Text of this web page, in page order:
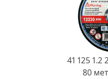
41 125 1.2
80